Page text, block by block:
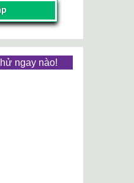
ngay nào!